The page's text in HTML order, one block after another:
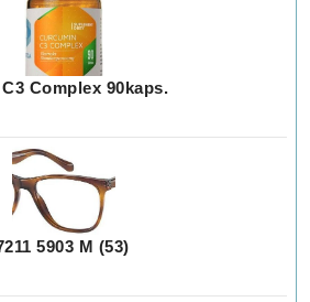
Complex 90kaps.
5903 M (53)